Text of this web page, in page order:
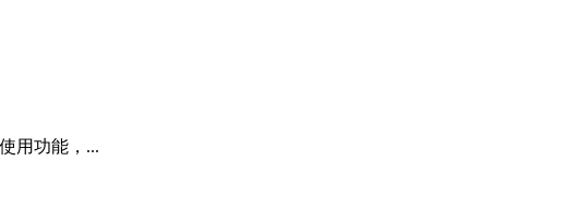
功能，...